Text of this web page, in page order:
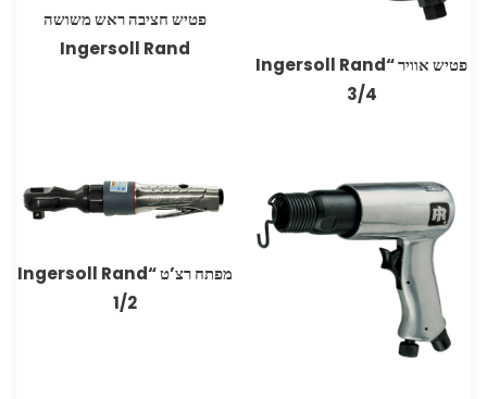
פטיש אוויר “Ingersoll Rand
3/4
פטיש חציבה ראש משושה
Ingersoll Rand
מפתח רצ’ט “Ingersoll Rand
1/2